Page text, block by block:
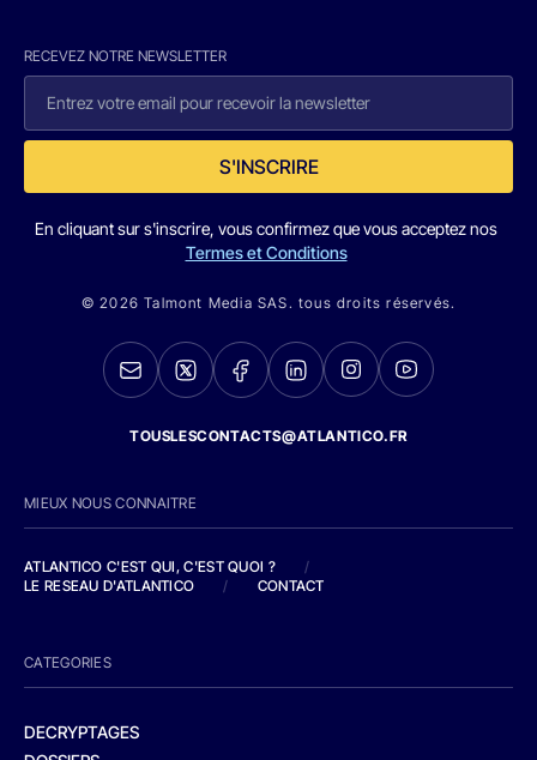
RECEVEZ NOTRE NEWSLETTER
S'INSCRIRE
En cliquant sur s'inscrire, vous confirmez que vous acceptez nos
Termes et Conditions
© 2026 Talmont Media SAS. tous droits réservés.
TOUSLESCONTACTS@ATLANTICO.FR
MIEUX NOUS CONNAITRE
ATLANTICO C'EST QUI, C'EST QUOI ?
/
LE RESEAU D'ATLANTICO
/ CONTACT
CATEGORIES
DECRYPTAGES